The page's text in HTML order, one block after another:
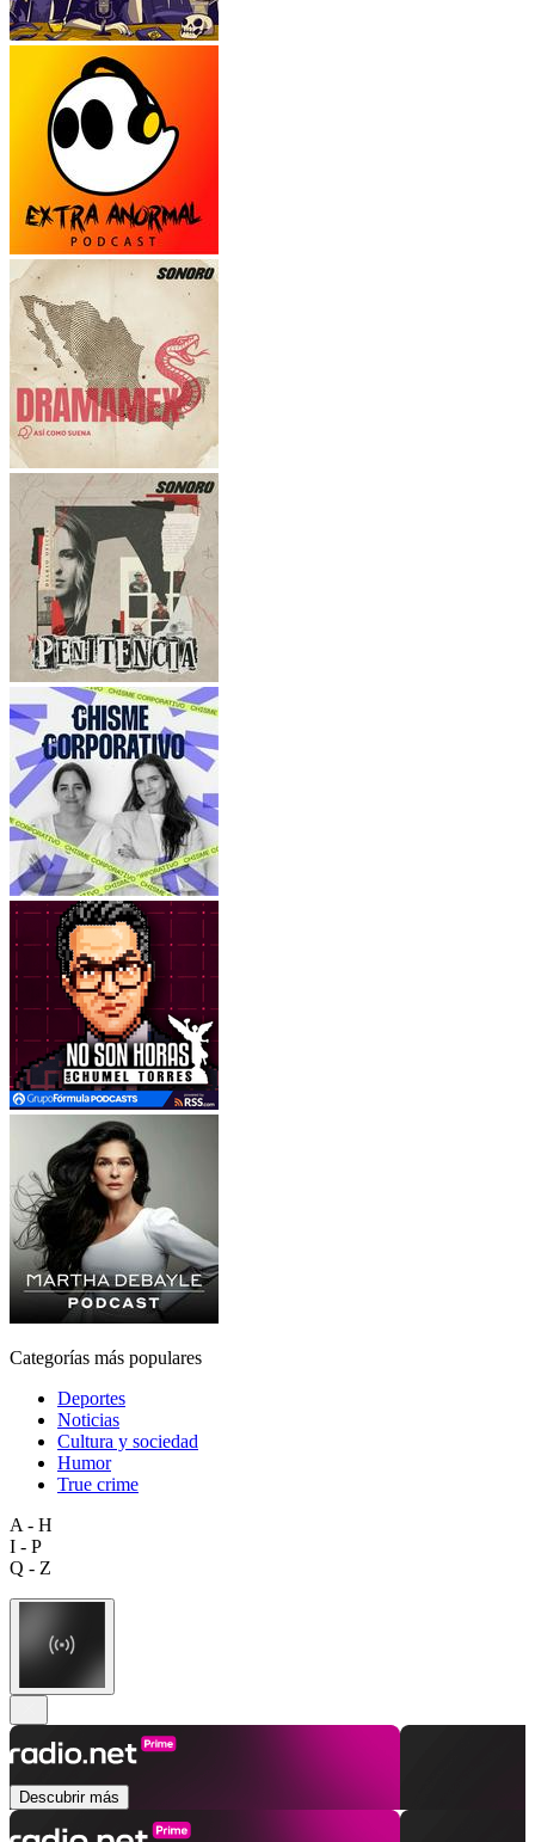
Categorías más populares
Deportes
Noticias
Cultura y sociedad
Humor
True crime
A - H
I - P
Q - Z
Descubrir más